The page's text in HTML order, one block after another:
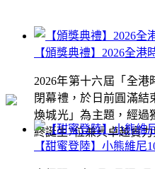
【頒獎典禮】2026全港
2026年第十六屆「全
閉幕禮，於日前圓滿結
煥城光」為主題，經過
終誕生7位兼具卓越實
【甜蜜登陸】小熊維尼